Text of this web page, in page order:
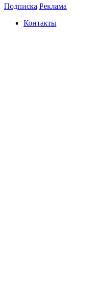
Подписка Реклама
Контакты